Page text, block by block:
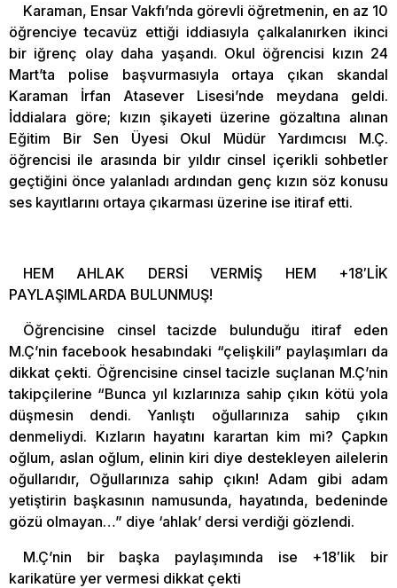
Karaman, Ensar Vakfı’nda görevli öğretmenin, en az 10
öğrenciye tecavüz ettiği iddiasıyla çalkalanırken ikinci
bir iğrenç olay daha yaşandı. Okul öğrencisi kızın 24
Mart’ta polise başvurmasıyla ortaya çıkan skandal
Karaman İrfan Atasever Lisesi’nde meydana geldi.
İddialara göre; kızın şikayeti üzerine gözaltına alınan
Eğitim Bir Sen Üyesi Okul Müdür Yardımcısı M.Ç.
öğrencisi ile arasında bir yıldır cinsel içerikli sohbetler
geçtiğini önce yalanladı ardından genç kızın söz konusu
ses kayıtlarını ortaya çıkarması üzerine ise itiraf etti.
HEM AHLAK DERSİ VERMİŞ HEM +18′LİK
PAYLAŞIMLARDA BULUNMUŞ!
Öğrencisine cinsel tacizde bulunduğu itiraf eden
M.Ç’nin facebook hesabındaki “çelişkili” paylaşımları da
dikkat çekti. Öğrencisine cinsel tacizle suçlanan M.Ç’nin
takipçilerine “Bunca yıl kızlarınıza sahip çıkın kötü yola
düşmesin dendi. Yanlıştı oğullarınıza sahip çıkın
denmeliydi. Kızların hayatını karartan kim mi? Çapkın
oğlum, aslan oğlum, elinin kiri diye destekleyen ailelerin
oğullarıdır, Oğullarınıza sahip çıkın! Adam gibi adam
yetiştirin başkasının namusunda, hayatında, bedeninde
gözü olmayan…” diye ‘ahlak’ dersi verdiği gözlendi.
M.Ç’nin bir başka paylaşımında ise +18′lik bir
karikatüre yer vermesi dikkat çekti